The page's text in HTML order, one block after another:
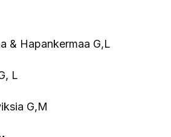
& Hapankermaa G,L
L
G,M